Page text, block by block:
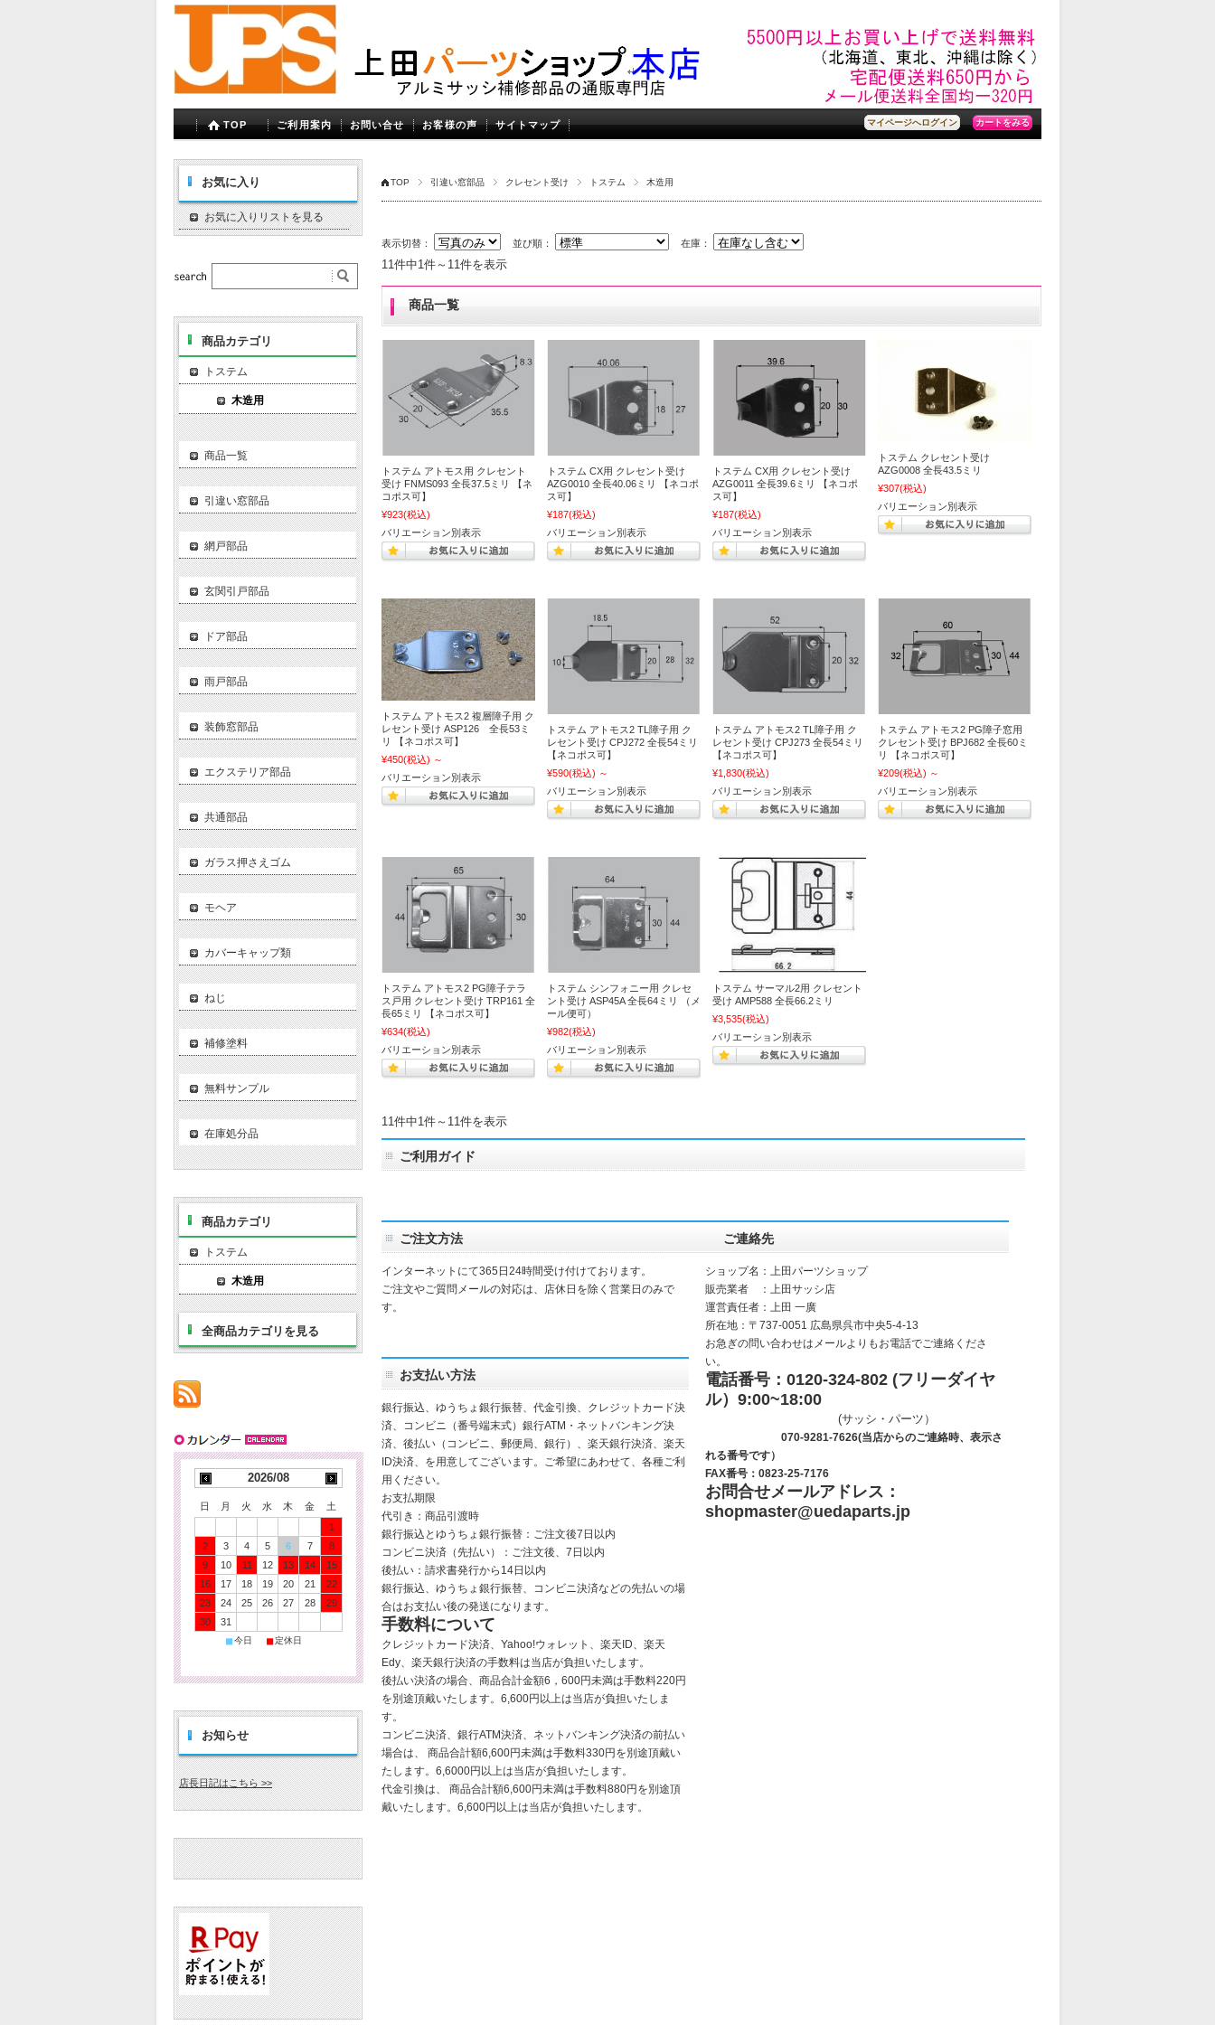
マイページへログイン カートをみる
TOP ご利用案内 お問い合せ お客様の声 サイトマップ
TOP 引違い窓部品 クレセント受け トステム 木造用
表示切替： 並び順： 在庫：
11件中1件～11件を表示
商品一覧
トステム アトモス用 クレセント
受け FNMS093 全長37.5ミリ 【ネ
コポス可】
¥923(税込)
バリエーション別表示
トステム CX用 クレセント受け
AZG0010 全長40.06ミリ 【ネコポ
ス可】
¥187(税込)
バリエーション別表示
トステム CX用 クレセント受け
AZG0011 全長39.6ミリ 【ネコポ
ス可】
¥187(税込)
バリエーション別表示
トステム クレセント受け
AZG0008 全長43.5ミリ
¥307(税込)
バリエーション別表示
トステム アトモス2 複層障子用 ク
レセント受け ASP126 全長53ミ
リ 【ネコポス可】
¥450(税込) ～
バリエーション別表示
トステム アトモス2 TL障子用 ク
レセント受け CPJ272 全長54ミリ
【ネコポス可】
¥590(税込) ～
バリエーション別表示
トステム アトモス2 TL障子用 ク
レセント受け CPJ273 全長54ミリ
【ネコポス可】
¥1,830(税込)
バリエーション別表示
トステム アトモス2 PG障子窓用
クレセント受け BPJ682 全長60ミ
リ 【ネコポス可】
¥209(税込) ～
バリエーション別表示
トステム アトモス2 PG障子テラ
ス戸用 クレセント受け TRP161 全
長65ミリ 【ネコポス可】
¥634(税込)
バリエーション別表示
トステム シンフォニー用 クレセ
ント受け ASP45A 全長64ミリ （メ
ール便可）
¥982(税込)
バリエーション別表示
トステム サーマル2用 クレセント
受け AMP588 全長66.2ミリ
¥3,535(税込)
バリエーション別表示
11件中1件～11件を表示
ご利用ガイド
ご注文方法
インターネットにて365日24時間受け付けております。
ご注文やご質問メールの対応は、店休日を除く営業日のみで
す。
お支払い方法
銀行振込、ゆうちょ銀行振替、代金引換、クレジットカード決
済、コンビニ（番号端末式）銀行ATM・ネットバンキング決
済、後払い（コンビニ、郵便局、銀行）、楽天銀行決済、楽天
ID決済、を用意してございます。ご希望にあわせて、各種ご利
用ください。
お支払期限
代引き：商品引渡時
銀行振込とゆうちょ銀行振替：ご注文後7日以内
コンビニ決済（先払い）：ご注文後、7日以内
後払い：請求書発行から14日以内
銀行振込、ゆうちょ銀行振替、コンビニ決済などの先払いの場
合はお支払い後の発送になります。
手数料について
クレジットカード決済、Yahoo!ウォレット、楽天ID、楽天
Edy、楽天銀行決済の手数料は当店が負担いたします。
後払い決済の場合、商品合計金額6，600円未満は手数料220円
を別途頂戴いたします。6,600円以上は当店が負担いたしま
す。
コンビニ決済、銀行ATM決済、ネットバンキング決済の前払い
場合は、 商品合計額6,600円未満は手数料330円を別途頂戴い
たします。6,6000円以上は当店が負担いたします。
代金引換は、 商品合計額6,600円未満は手数料880円を別途頂
戴いたします。6,600円以上は当店が負担いたします。
ご連絡先
ショップ名：上田パーツショップ
販売業者 ：上田サッシ店
運営責任者：上田 一廣
所在地：〒737-0051 広島県呉市中央5-4-13
お急ぎの問い合わせはメールよりもお電話でご連絡くださ
い。
電話番号：0120-324-802 (フリーダイヤ
ル）9:00~18:00
(サッシ・パーツ）
070-9281-7626(当店からのご連絡時、表示さ
れる番号です）
FAX番号：0823-25-7176
お問合せメールアドレス：
shopmaster@uedaparts.jp
お気に入り
お気に入りリストを見る
商品カテゴリ
トステム
木造用
商品一覧
引違い窓部品
網戸部品
玄関引戸部品
ドア部品
雨戸部品
装飾窓部品
エクステリア部品
共通部品
ガラス押さえゴム
モヘア
カバーキャップ類
ねじ
補修塗料
無料サンプル
在庫処分品
商品カテゴリ
トステム
木造用
全商品カテゴリを見る
2026/08
日 月 火 水 木 金
土
1
2
3 4 5 6 7
8
9
10 11 12 13 14
15
16
17 18 19 20 21
22
23
24 25 26 27 28
29
30
31
■今日 ■定休日
お知らせ
店長日記はこちら >>